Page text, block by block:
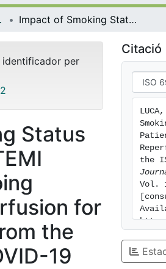
(IDIBELL)) Impact of Smoking Status on Mortality in STEMI Patients Undergoing Mechanical Reperfusion for STEMI: Insights from the ISACS–STEMI COVID-19 Registry
identificador per
Status
for
the
19
Citació
Vol.